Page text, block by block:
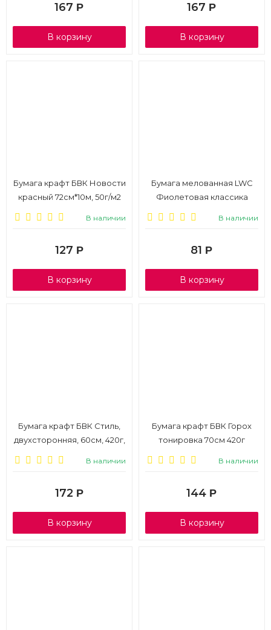
167 Р
В корзину
167 Р
В корзину
Бумага крафт БВК Новости
красный 72см*10м, 50г/м2
В наличии
127 Р
В корзину
Бумага мелованная LWC
Фиолетовая классика
В наличии
81 Р
В корзину
Бумага крафт БВК Стиль,
двухсторонняя, 60см, 420г,
В наличии
172 Р
В корзину
Бумага крафт БВК Горох
тонировка 70см 420г
В наличии
144 Р
В корзину